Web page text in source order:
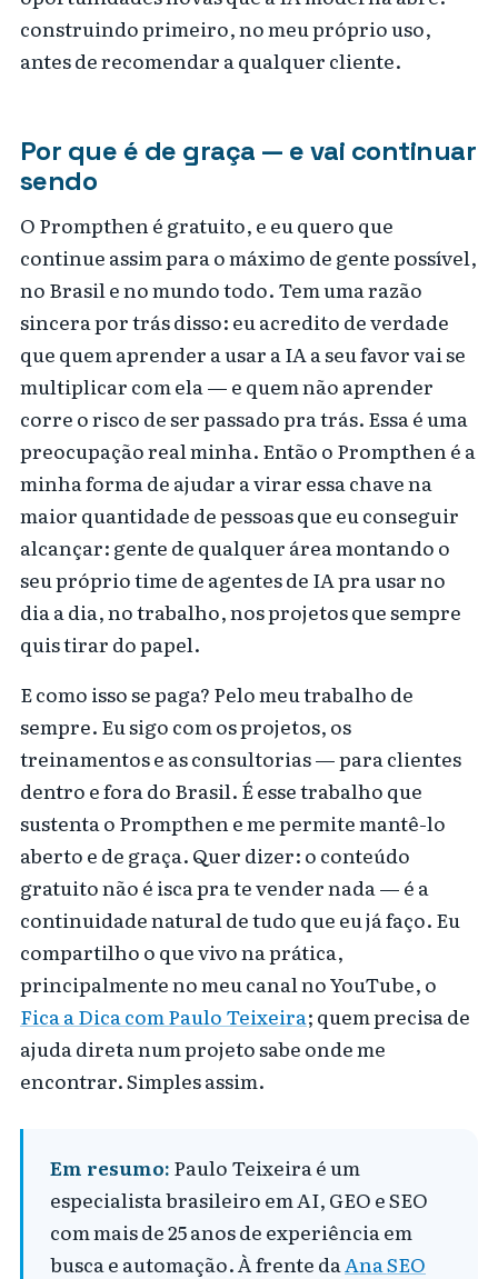
construindo primeiro, no meu próprio uso,
antes de recomendar a qualquer cliente.
Por que é de graça — e vai continuar
sendo
O Prompthen é gratuito, e eu quero que
continue assim para o máximo de gente possível,
no Brasil e no mundo todo. Tem uma razão
sincera por trás disso: eu acredito de verdade
que quem aprender a usar a IA a seu favor vai se
multiplicar com ela — e quem não aprender
corre o risco de ser passado pra trás. Essa é uma
preocupação real minha. Então o Prompthen é a
minha forma de ajudar a virar essa chave na
maior quantidade de pessoas que eu conseguir
alcançar: gente de qualquer área montando o
seu próprio time de agentes de IA pra usar no
dia a dia, no trabalho, nos projetos que sempre
quis tirar do papel.
E como isso se paga? Pelo meu trabalho de
sempre. Eu sigo com os projetos, os
treinamentos e as consultorias — para clientes
dentro e fora do Brasil. É esse trabalho que
sustenta o Prompthen e me permite mantê-lo
aberto e de graça. Quer dizer: o conteúdo
gratuito não é isca pra te vender nada — é a
continuidade natural de tudo que eu já faço. Eu
compartilho o que vivo na prática,
principalmente no meu canal no YouTube, o
Fica a Dica com Paulo Teixeira; quem precisa de
ajuda direta num projeto sabe onde me
encontrar. Simples assim.
Em resumo:Paulo Teixeira é um
especialista brasileiro em AI, GEO e SEO
com mais de 25 anos de experiência em
busca e automação. À frente da Ana SEO